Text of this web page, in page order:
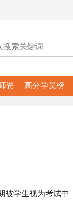
资 高分学员榜
被学生视为考试中